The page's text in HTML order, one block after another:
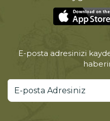
E-posta adresinizi